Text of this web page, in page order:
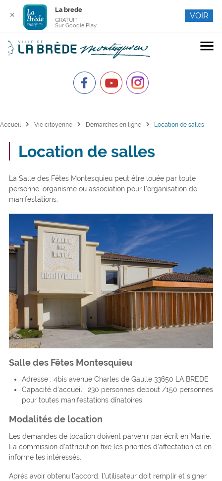
menu
Accueil chevron_right Vie citoyenne chevron_right Démarches en ligne chevron_right Location de salles
Location de salles
La Salle des Fêtes Montesquieu peut être louée par toute
personne, organisme ou association pour l’organisation de
manifestations.
Salle des Fêtes Montesquieu
Adresse : 4bis avenue Charles de Gaulle 33650 LA BREDE
Capacité d’accueil : 230 personnes debout /150 personnes
pour toutes manifestations dînatoires.
Modalités de location
Les demandes de location doivent parvenir par écrit en Mairie.
La commission d’attribution fixe les priorités d’affectation et en
informe les intéressés.
Après avoir obtenu l’accord, l’utilisateur doit remplir et signer
✕
La brede
GRATUIT
Sur Google Play
VOIR